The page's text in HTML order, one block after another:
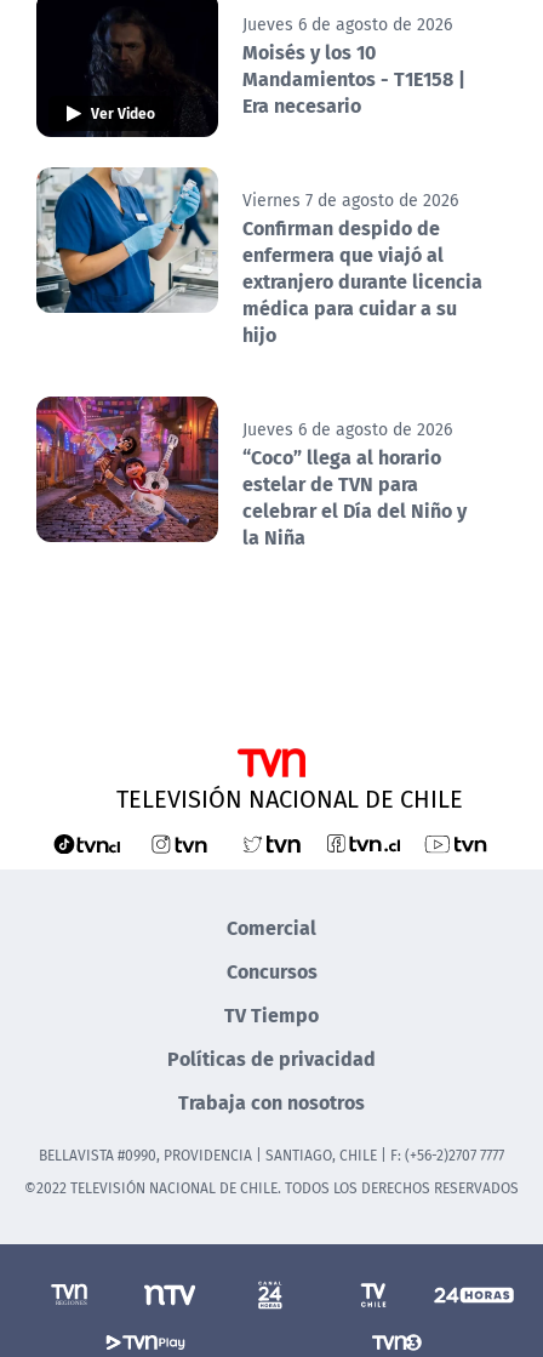
Ver Video
Jueves 6 de agosto de 2026
Moisés y los 10
Mandamientos - T1E158 |
Era necesario
Viernes 7 de agosto de 2026
Confirman despido de
enfermera que viajó al
extranjero durante licencia
médica para cuidar a su
hijo
Jueves 6 de agosto de 2026
“Coco” llega al horario
estelar de TVN para
celebrar el Día del Niño y
la Niña
TELEVISIÓN NACIONAL DE CHILE
Comercial
Concursos
TV Tiempo
Políticas de privacidad
Trabaja con nosotros
BELLAVISTA #0990, PROVIDENCIA | SANTIAGO, CHILE | F: (+56-2)2707 7777
©2022 TELEVISIÓN NACIONAL DE CHILE. TODOS LOS DERECHOS RESERVADOS